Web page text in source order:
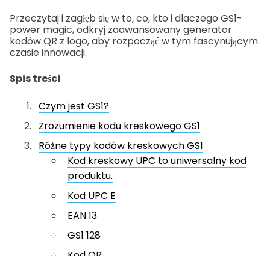
Przeczytaj i zagłęb się w to, co, kto i dlaczego GS1-
power magic, odkryj zaawansowany generator
kodów QR z logo, aby rozpocząć w tym fascynującym
czasie innowacji.
Spis treści
Czym jest GS1?
Zrozumienie kodu kreskowego GS1
Różne typy kodów kreskowych GS1
Kod kreskowy UPC to uniwersalny kod
produktu.
Kod UPC E
EAN 13
GS1 128